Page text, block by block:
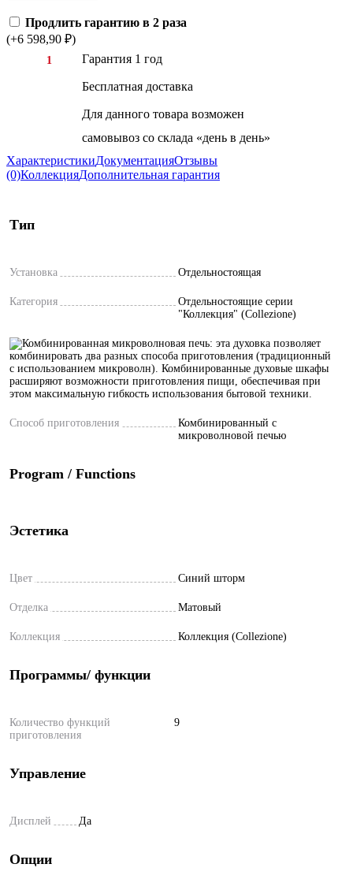
Продлить гарантию в 2 раза
(+6 598,90 ₽)
1 Гарантия 1 год
Бесплатная доставка
Для данного товара возможен
самовывоз со склада «день в день»
ХарактеристикиДокументацияОтзывы
(0)КоллекцияДополнительная гарантия
Тип
Установка Отдельностоящая
Категория
Отдельностоящие серии
"Коллекция" (Collezione)
Способ приготовления
Комбинированный с
микроволновой печью
Program / Functions
Эстетика
Цвет Синий шторм
Отделка Матовый
Коллекция Коллекция (Collezione)
Программы/ функции
Количество функций
приготовления
9
Управление
Дисплей Да
Опции